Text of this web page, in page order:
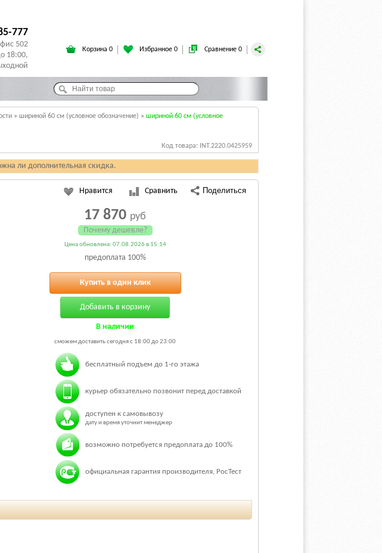
777
502
18:00,
Корзина 0 Избранное 0 Сравнение 0
» шириной 60 см (условное обозначение) » шириной 60 см (условное
Код товара: INT.2220.0425959
ли дополнительная скидка.
Нравится Сравнить
17 870 руб
Почему дешевле?
Цена обновлена: 07.08.2026 в 15:14
предоплата 100%
Купить в один клик
Добавить в корзину
В наличии
сможем доставить сегодня с 18:00 до 23:00
бесплатный подъем до 1-го этажа
курьер обязательно позвонит перед доставкой
доступен к самовывозу
дату и время уточнит менеджер
возможно потребуется предоплата до 100%
официальная гарантия производителя, РосТест